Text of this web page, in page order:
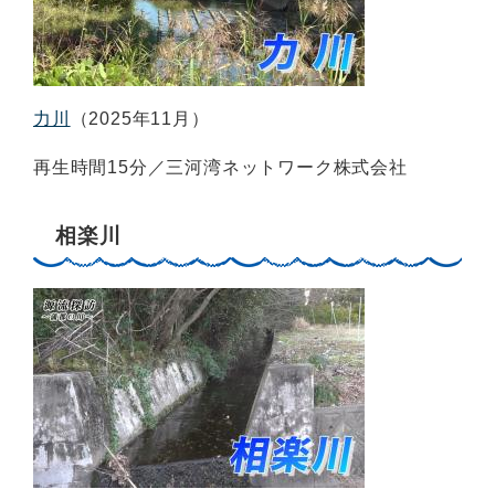
力川 （2025年11月）
再生時間15分／三河湾ネットワーク株式会社
相楽川